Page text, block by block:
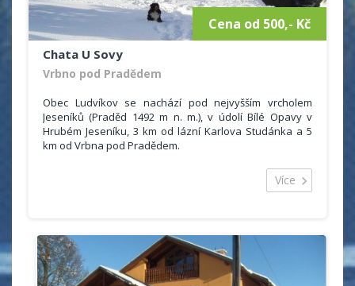
Cena od 500,- Kč
Chata U Sovy
Vrbno pod Pradědem
Obec Ludvíkov se nachází pod nejvyšším vrcholem
Jeseníků (Praděd 1492 m n. m.), v údolí Bílé Opavy v
Hrubém Jeseníku, 3 km od lázní Karlova Studánka a 5
km od Vrbna pod Pradědem.
Chata u Sovy se nachází v obci Ludvíkov,
okres Bruntál. Ubytování je vhodné pro rodinnou
Více